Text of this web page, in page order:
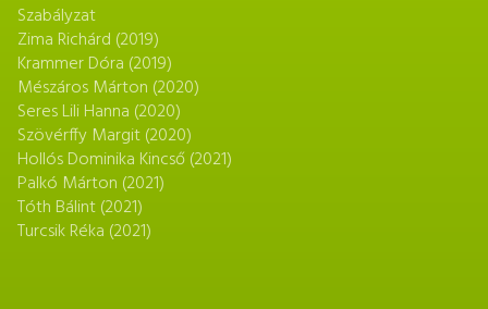
Szabályzat
Zima Richárd (2019)
Krammer Dóra (2019)
Mészáros Márton (2020)
Seres Lili Hanna (2020)
Szövérffy Margit (2020)
Hollós Dominika Kincső (2021)
Palkó Márton (2021)
Tóth Bálint (2021)
Turcsik Réka (2021)